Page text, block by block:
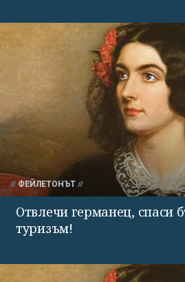
ФЕЙЛЕТОНЪТ
Отвлечи германец, спаси
туризъм!